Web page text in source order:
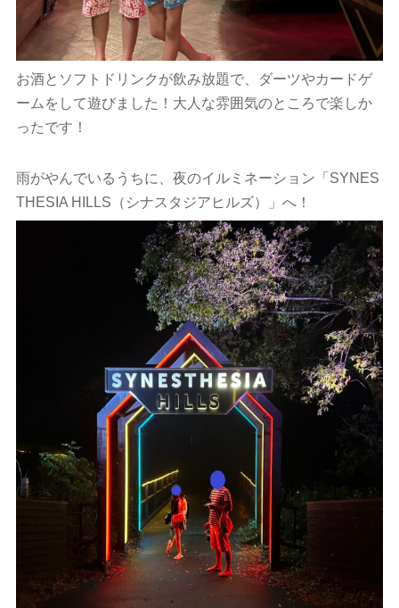
お酒とソフトドリンクが飲み放題で、ダーツやカードゲ
ームをして遊びました！大人な雰囲気のところで楽しか
ったです！
雨がやんでいるうちに、夜のイルミネーション「SYNES
THESIA HILLS（シナスタジアヒルズ）」へ！